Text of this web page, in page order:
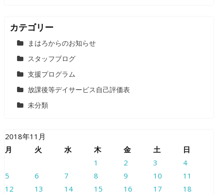
カテゴリー
まはろからのお知らせ
スタッフブログ
支援プログラム
放課後等デイサービス自己評価表
未分類
2018年11月
月
火 水 木 金 土
日
1
2 3
4
5
6 7 8 9 10
11
12
13 14 15 16 17 18